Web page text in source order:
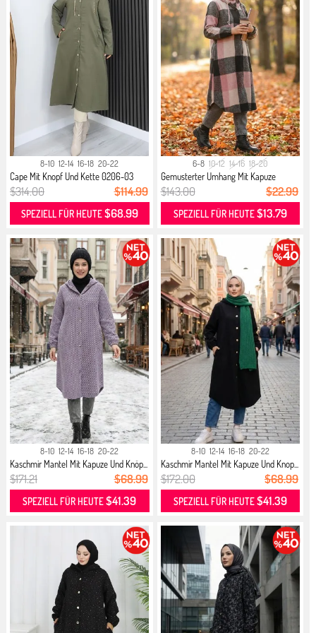
8-10 12-14 16-18 20-22
Cape Mit Knopf Und Kette 0206-03
Khaki
$314.00 $114.99
SPEZIELL FÜR HEUTE$68.99
6-8 10-12 14-16 18-20
Gemusterter Umhang Mit Kapuze
0184-...
$143.00 $22.99
SPEZIELL FÜR HEUTE$13.79
8-10 12-14 16-18 20-22
Kaschmir Mantel Mit Kapuze Und Knöp...
$171.21 $68.99
SPEZIELL FÜR HEUTE$41.39
8-10 12-14 16-18 20-22
Kaschmir Mantel Mit Kapuze Und Knop...
$172.00 $68.99
SPEZIELL FÜR HEUTE$41.39